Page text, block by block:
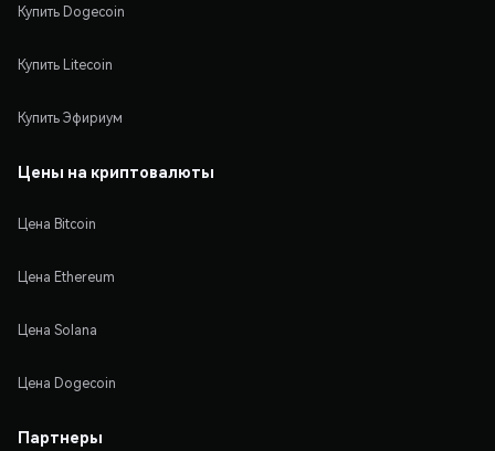
Купить Dogecoin
Купить Litecoin
Купить Эфириум
Цены на криптовалюты
Цена Bitcoin
Цена Ethereum
Цена Solana
Цена Dogecoin
Партнеры